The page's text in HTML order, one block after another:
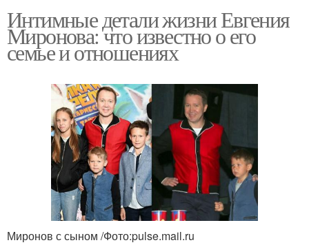
Интимные детали жизни Евгения
Миронова: что известно о его
семье и отношениях
Миронов с сыном /Фото:pulse.mail.ru